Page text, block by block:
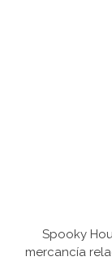
Spooky
mercancía